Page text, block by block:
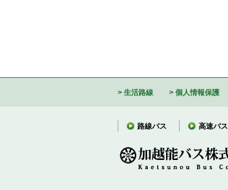
生活路線 個人情報保護
路線バス 高速バス